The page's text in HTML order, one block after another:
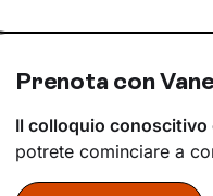
Prenota con
Il colloquio conoscitivo
potrete cominciare a